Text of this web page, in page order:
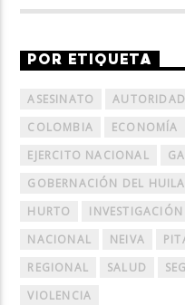
POR ETIQUETA
ASESINATO
COLOMBIA
ECONOMÍA
EJERCITO NACIONAL
GOBERNACIÓN DEL HUILA
HURTO
INVESTIGACIÓN
NACIONAL
NEIVA
REGIONAL
SALUD
VIOLENCIA